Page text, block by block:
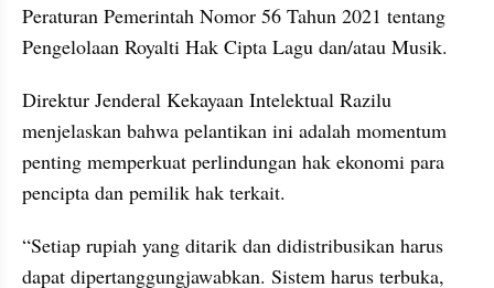
Peraturan Pemerintah Nomor 56 Tahun 2021 tentang
Pengelolaan Royalti Hak Cipta Lagu dan/atau Musik.
Direktur Jenderal Kekayaan Intelektual Razilu
menjelaskan bahwa pelantikan ini adalah momentum
penting memperkuat perlindungan hak ekonomi para
pencipta dan pemilik hak terkait.
“Setiap rupiah yang ditarik dan didistribusikan harus
dapat dipertanggungjawabkan. Sistem harus terbuka,